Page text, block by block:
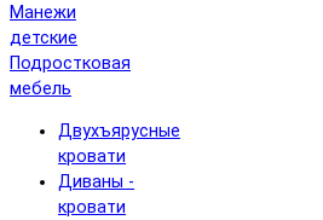
Манежи
детские
Подростковая
мебель
Двухъярусные
кровати
Диваны -
кровати